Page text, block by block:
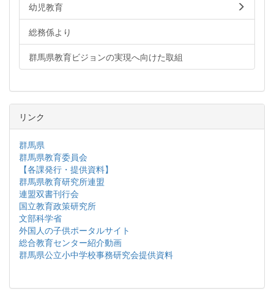
幼児教育
総務係より
群馬県教育ビジョンの実現へ向けた取組
リンク
群馬県
群馬県教育委員会
【各課発行・提供資料】
群馬県教育研究所連盟
連盟双書刊行会
国立教育政策研究所
文部科学省
外国人の子供ポータルサイト
総合教育センター紹介動画
群馬県公立小中学校事務研究会提供資料